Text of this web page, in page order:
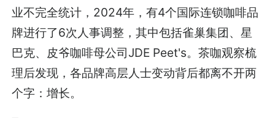
业不完全统计，2024年，有4个国际连锁咖啡品
牌进行了6次人事调整，其中包括雀巢集团、星
巴克、皮爷咖啡母公司JDE Peet's。茶咖观察梳
理后发现，各品牌高层人士变动背后都离不开两
个字：增长。